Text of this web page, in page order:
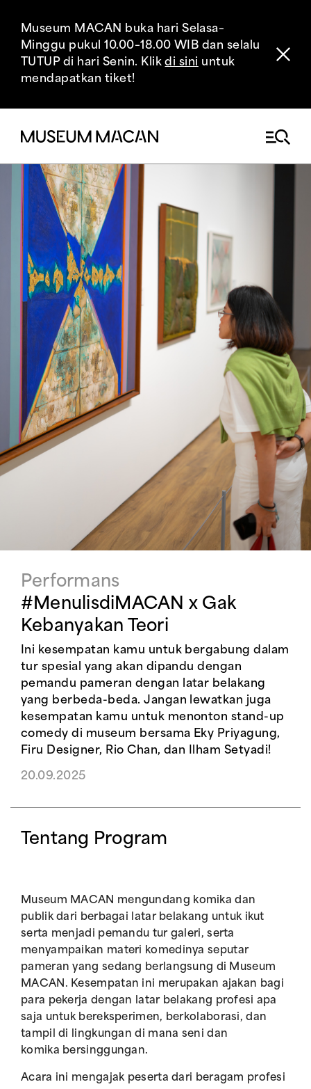
Museum MACAN buka hari Selasa–
Minggu pukul 10.00–18.00 WIB dan selalu
TUTUP di hari Senin. Klikdi sini untuk
mendapatkan tiket!
Performans
#MenulisdiMACAN x Gak
Kebanyakan Teori
Ini kesempatan kamu untuk bergabung dalam
tur spesial yang akan dipandu dengan
pemandu pameran dengan latar belakang
yang berbeda-beda. Jangan lewatkan juga
kesempatan kamu untuk menonton stand-up
comedy di museum bersama Eky Priyagung,
Firu Designer, Rio Chan, dan Ilham Setyadi!
20.09.2025
Tentang Program
Museum MACAN mengundang komika dan
publik dari berbagai latar belakang untuk ikut
serta menjadi pemandu tur galeri, serta
menyampaikan materi komedinya seputar
pameran yang sedang berlangsung di Museum
MACAN. Kesempatan ini merupakan ajakan bagi
para pekerja dengan latar belakang profesi apa
saja untuk bereksperimen, berkolaborasi, dan
tampil di lingkungan di mana seni dan
komika bersinggungan.
Acara ini mengajak peserta dari beragam profesi